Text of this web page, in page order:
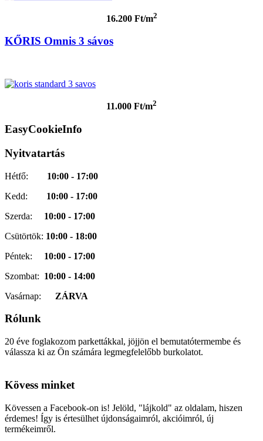
16.200 Ft/m2
KŐRIS Omnis 3 sávos
11.000 Ft/m2
EasyCookieInfo
Nyitvatartás
Hétfő: 10:00 - 17:00
Kedd: 10:00 - 17:00
Szerda: 10:00 - 17:00
Csütörtök: 10:00 - 18:00
Péntek: 10:00 - 17:00
Szombat: 10:00 - 14:00
Vasárnap: ZÁRVA
Rólunk
20 éve foglakozom parkettákkal, jöjjön el bemutatótermembe és
válassza ki az Ön számára legmegfelelőbb burkolatot.
couponcialis
dosage
generic
cialiscialis
costcialis
vs
Kövess minket
Kövessen a Facebook-on is! Jelöld, "lájkold" az oldalam, hiszen
érdemes! Így is értesülhet újdonságaimról, akcióimról, új
termékeimről.